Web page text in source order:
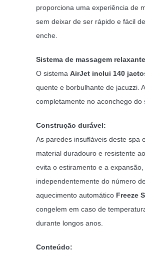
proporciona uma experiência de
sem deixar de ser rápido e fácil
enche.
Sistema de massagem
O sistema AirJet inclui 140
quente e borbulhante de jacuzzi.
completamente no aconchego do
Construção durável:
As paredes insufláveis deste spa
material duradouro e resistente
evita o estiramento e a
independentemente do número
aquecimento automático Freeze
congelem em caso de
durante longos anos.
Conteúdo: